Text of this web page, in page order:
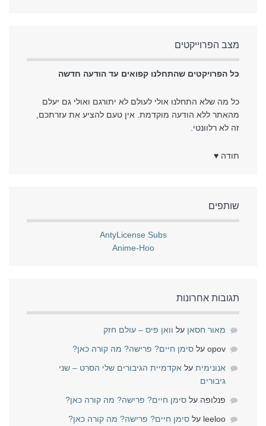
מצב הפרוייקטים
כל הפרויקטים שהתחלנו קפואים עד הודעה חדשה
כל מה שלא התחלנו אולי לעולם לא יתורגם ואולי גם יעלם
מהאתר ללא הודעה מוקדמת. אין טעם להציע את עזרתכם,
זה לא רלוונטי.
תודה ♥
שותפים
AntyLicense Subs
Anime-Hoo
תגובות אחרונות
מאור חסאן על וואן פיס – עולם חזק
opov על סימן חיים? פרישה? מה קורה כאן?
אנונימית על אקדמיית הגיבורים שלי הסרט – שני
גיבורים
פנלופה על סימן חיים? פרישה? מה קורה כאן?
leeloo על סימן חיים? פרישה? מה קורה כאן?